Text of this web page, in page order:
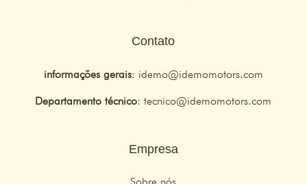
Contato
informações gerais: idemo@idemomotors.com
Departamento técnico:tecnico@idemomotors.com
Empresa
Sobre nós